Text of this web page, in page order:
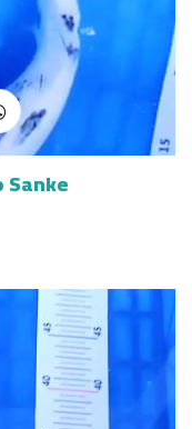
Sanke